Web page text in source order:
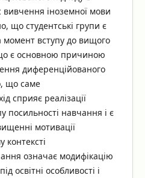
вивчення іноземної мови
що студентські групи є
момент вступу до вищого
є основною причиною
диференційованого
що саме
сприяє реалізації
посильності навчання і є
мотивації
контексті
означає модифікацію
освітні особливості і